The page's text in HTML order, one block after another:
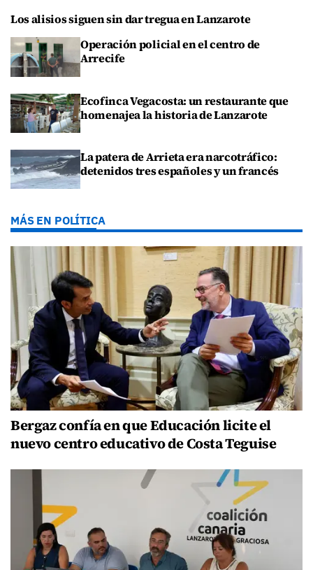
Los alisios siguen sin dar tregua en Lanzarote
Operación policial en el centro de
Arrecife
Ecofinca Vegacosta: un restaurante que
homenajea la historia de Lanzarote
La patera de Arrieta era narcotráfico:
detenidos tres españoles y un francés
MÁS EN POLÍTICA
Bergaz confía en que Educación licite el
nuevo centro educativo de Costa Teguise